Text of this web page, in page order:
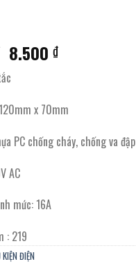
Giá
gốc
là:
16.900 ₫.
8.500₫Giá
là:
8.500 ₫.
x 70mm
PC chống cháy, chống va đập
AC
mức: 16A
: 219
ĐIỆN